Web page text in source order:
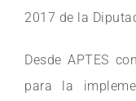
2017 de la
Desde APTES
para la